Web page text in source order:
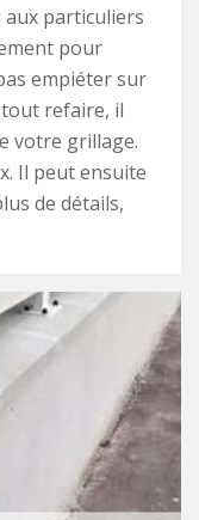
aux particuliers
pour
empiéter sur
refaire, il
votre grillage.
Il peut ensuite
de détails,